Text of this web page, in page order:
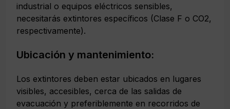
industrial o equipos eléctricos sensibles,
necesitarás extintores específicos (Clase F o CO2,
respectivamente).
Ubicación y mantenimiento:
Los extintores deben estar ubicados en lugares
visibles, accesibles, cerca de las salidas de
evacuación y preferiblemente en recorridos de